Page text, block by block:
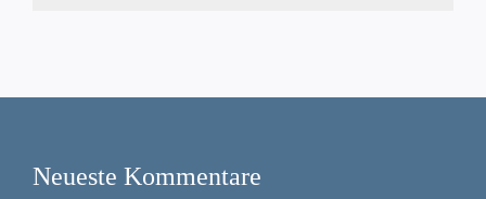
Neueste Kommentare